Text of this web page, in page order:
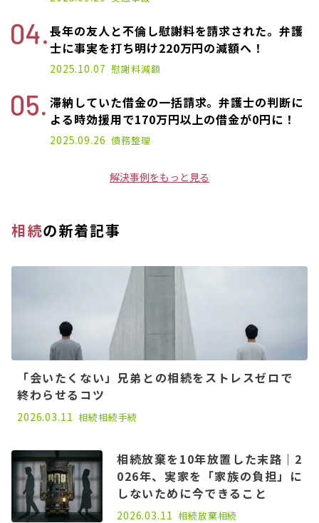
長年の友人と不倫し慰謝料を請求された。弁護
士に事実を打ち明け220万円の減額へ！
2025.10.07 慰謝料減額
滞納していた借金の一括請求。弁護士の判断に
よる時効援用で170万円以上の借金が0円に！
2025.09.26 債務整理
解決事例をもっと見る
相続の新着記事
「会いたくない」兄弟との相続をストレスゼロで
終わらせるコツ
2026.03.11 相続相続手続
相続放棄を10年放置した末路｜2
026年、実家を「家族の負担」に
しないために今できること
2026.03.11 相続放棄相続